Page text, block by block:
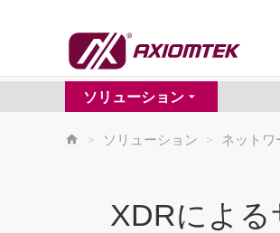
ソリューション
> ソリューション > ネットワ
XDRによ